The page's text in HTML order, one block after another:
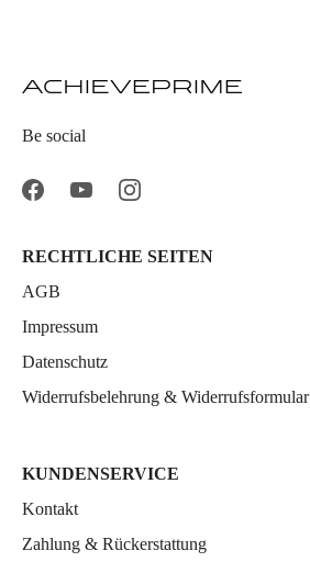
Be social
RECHTLICHE SEITEN
AGB
Impressum
Datenschutz
Widerrufsbelehrung & Widerrufsformular
KUNDENSERVICE
Kontakt
Zahlung & Rückerstattung